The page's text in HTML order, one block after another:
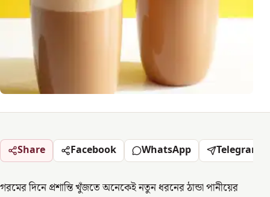
Share Facebook WhatsApp Telegram
গরমের দিনে প্রশান্তি খুঁজতে অনেকেই নতুন ধরনের ঠান্ডা পানীয়ের